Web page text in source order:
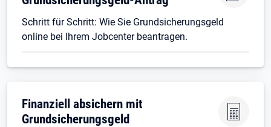
Schritt für Schritt: Wie Sie Grundsicherungsgeld
online bei Ihrem Jobcenter beantragen.
Finanziell absichern mit
Grundsicherungsgeld